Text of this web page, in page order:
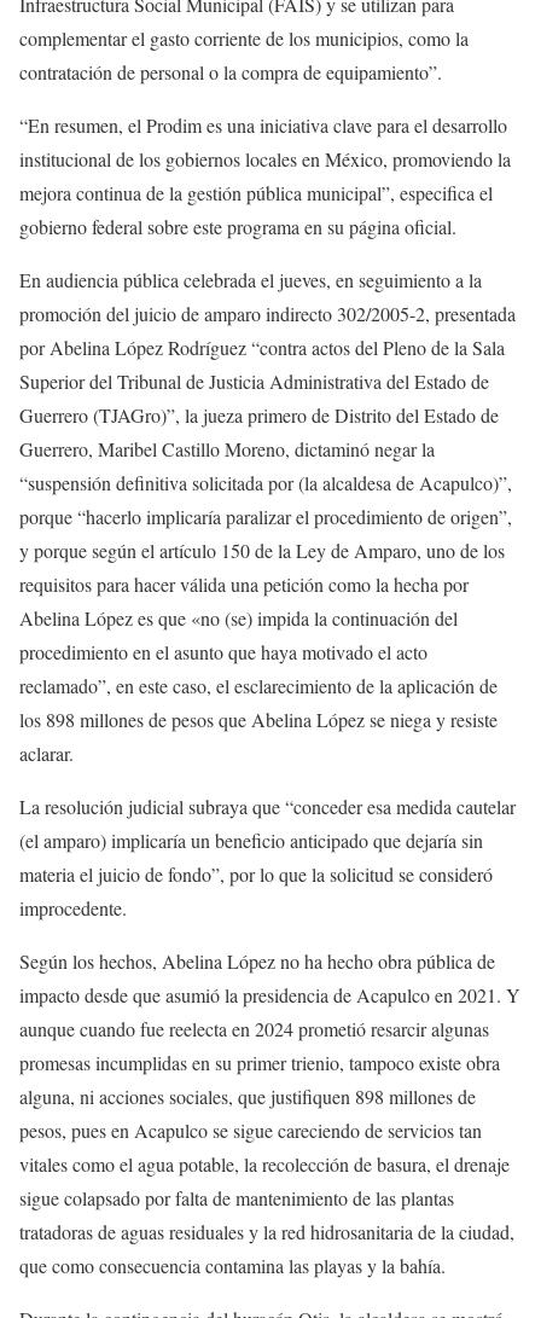
complementar el gasto corriente de los municipios, como la
contratación de personal o la compra de equipamiento”.
“En resumen, el Prodim es una iniciativa clave para el desarrollo
institucional de los gobiernos locales en México, promoviendo la
mejora continua de la gestión pública municipal”, especifica el
gobierno federal sobre este programa en su página oficial.
En audiencia pública celebrada el jueves, en seguimiento a la
promoción del juicio de amparo indirecto 302/2005-2, presentada
por Abelina López Rodríguez “contra actos del Pleno de la Sala
Superior del Tribunal de Justicia Administrativa del Estado de
Guerrero (TJAGro)”, la jueza primero de Distrito del Estado de
Guerrero, Maribel Castillo Moreno, dictaminó negar la
“suspensión definitiva solicitada por (la alcaldesa de Acapulco)”,
porque “hacerlo implicaría paralizar el procedimiento de origen”,
y porque según el artículo 150 de la Ley de Amparo, uno de los
requisitos para hacer válida una petición como la hecha por
Abelina López es que «no (se) impida la continuación del
procedimiento en el asunto que haya motivado el acto
reclamado”, en este caso, el esclarecimiento de la aplicación de
los 898 millones de pesos que Abelina López se niega y resiste
aclarar.
La resolución judicial subraya que “conceder esa medida cautelar
(el amparo) implicaría un beneficio anticipado que dejaría sin
materia el juicio de fondo”, por lo que la solicitud se consideró
improcedente.
Según los hechos, Abelina López no ha hecho obra pública de
impacto desde que asumió la presidencia de Acapulco en 2021. Y
aunque cuando fue reelecta en 2024 prometió resarcir algunas
promesas incumplidas en su primer trienio, tampoco existe obra
alguna, ni acciones sociales, que justifiquen 898 millones de
pesos, pues en Acapulco se sigue careciendo de servicios tan
vitales como el agua potable, la recolección de basura, el drenaje
sigue colapsado por falta de mantenimiento de las plantas
tratadoras de aguas residuales y la red hidrosanitaria de la ciudad,
que como consecuencia contamina las playas y la bahía.